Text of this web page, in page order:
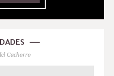
Cachorro